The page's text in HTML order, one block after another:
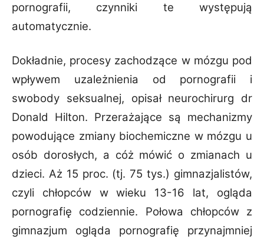
pornografii, czynniki te występują
automatycznie.
Dokładnie, procesy zachodzące w mózgu pod
wpływem uzależnienia od pornografii i
swobody seksualnej, opisał neurochirurg dr
Donald Hilton. Przerażające są mechanizmy
powodujące zmiany biochemiczne w mózgu u
osób dorosłych, a cóż mówić o zmianach u
dzieci. Aż 15 proc. (tj. 75 tys.) gimnazjalistów,
czyli chłopców w wieku 13-16 lat, ogląda
pornografię codziennie. Połowa chłopców z
gimnazjum ogląda pornografię przynajmniej